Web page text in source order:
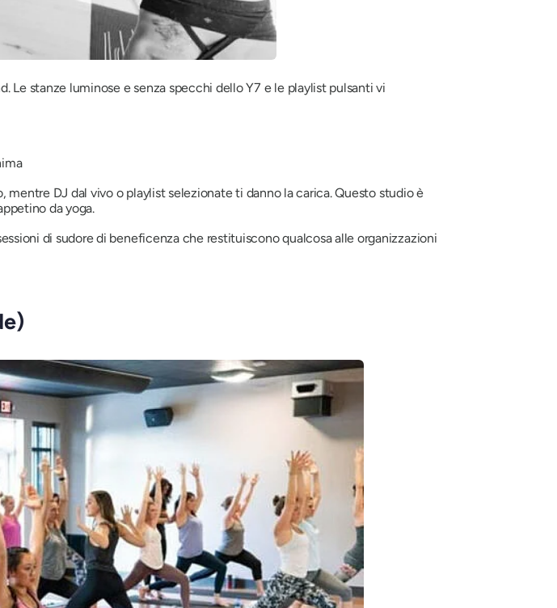
stanze luminose e senza specchi dello Y7 e le playlist pulsanti vi
mentre DJ dal vivo o playlist selezionate ti danno la carica. Questo studio è
da yoga.
di sudore di beneficenza che restituiscono qualcosa alle organizzazioni